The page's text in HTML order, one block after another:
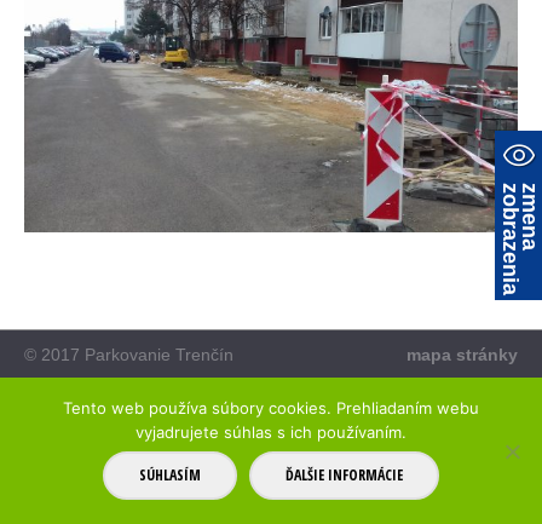
mapa stránky
© 2017 Parkovanie Trenčín
z
m
e
n
a
z
o
b
r
a
z
e
n
i
a
Tento web používa súbory cookies. Prehliadaním webu
vyjadrujete súhlas s ich používaním.
SÚHLASÍM ĎALŠIE INFORMÁCIE